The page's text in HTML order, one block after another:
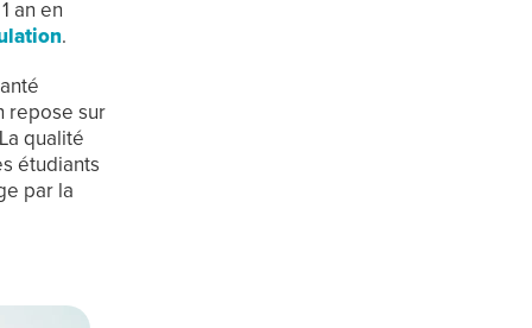
an en
.
repose sur
qualité
étudiants
par la